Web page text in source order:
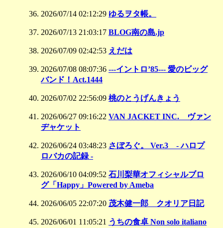
2026/07/14 02:12:29 ゆるヲタ帳。
2026/07/13 21:03:17 BLOG南の島.jp
2026/07/09 02:42:53 えだは
2026/07/08 08:07:36 ---イントロ’85--- 愛のビッグ
バンド！Act.1444
2026/07/02 22:56:09 桃のとうげんきょう
2026/06/27 09:16:22 VAN JACKET INC. ヴァン
ヂャケット
2026/06/24 03:48:23 さぼろぐ。 Ver.3 - ハロプ
ロバカの記録 -
2026/06/10 04:09:52 石川梨華オフィシャルブロ
グ「Happy」Powered by Ameba
2026/06/05 22:07:20 茂木健一郎 クオリア日記
2026/06/01 11:05:21 うちの食卓 Non solo italiano